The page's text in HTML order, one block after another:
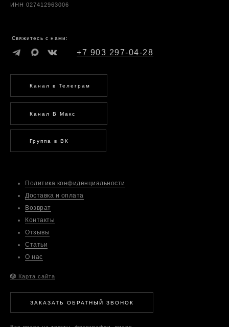
ЗАКАЗАТЬ ОБРАТНЫЙ ЗВОНОК
Политика конфиденциальности
Доставка и оплата
Возврат
Контакты
Отзывы
Статьи
О нас
+7 903 297-04-28
Канал В Макс
Группа в ВК
Канал в Телеграм
Свяжитесь с нами:
🎲 Карта сайта
ИНН 027412963006